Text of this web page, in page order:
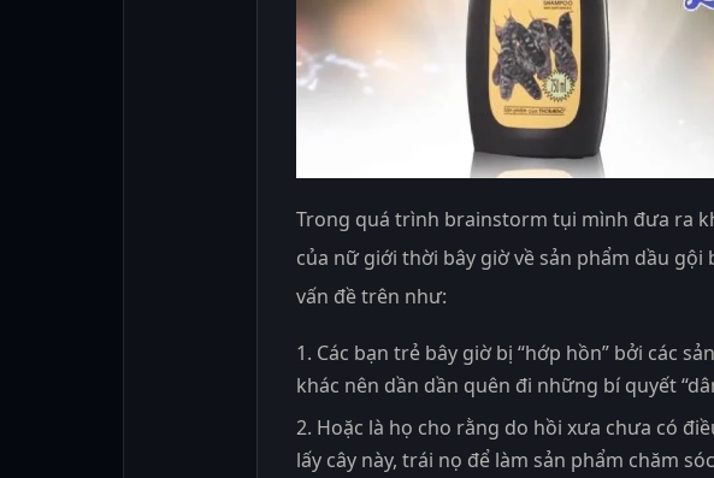
Trong quá trình brainstorm tụi mình đưa ra
của nữ giới thời bây giờ về sản phẩm dầu gội
vấn đề trên như:
Các bạn trẻ bây giờ bị “hớp hồn” bởi các
khác nên dần dần quên đi những bí quyết
Hoặc là họ cho rằng do hồi xưa chưa có
lấy cây này, trái nọ để làm sản phẩm chăm